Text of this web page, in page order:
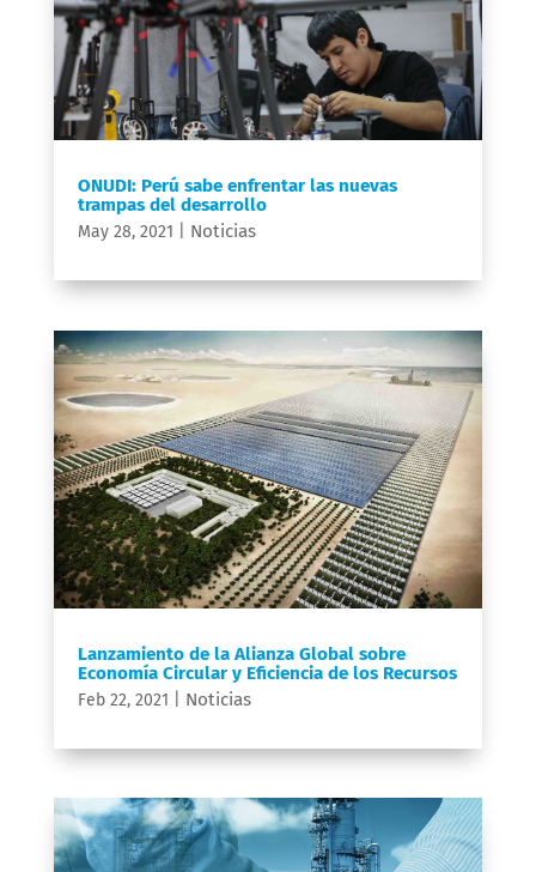
ONUDI: Perú sabe enfrentar las nuevas
trampas del desarrollo
May 28, 2021 Noticias
Lanzamiento de la Alianza Global sobre
Economía Circular y Eficiencia de los Recursos
Feb 22, 2021 Noticias